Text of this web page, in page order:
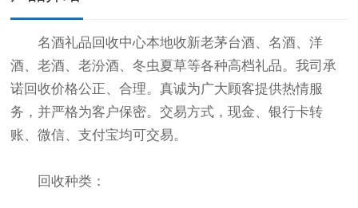
名酒礼品回收中心本地收新老茅台酒、名酒、洋
酒、老酒、老汾酒、冬虫夏草等各种高档礼品。我司承
诺回收价格公正、合理。真诚为广大顾客提供热情服
务，并严格为客户保密。交易方式，现金、银行卡转
账、微信、支付宝均可交易。
回收种类：